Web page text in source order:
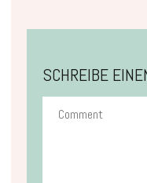
SCHREIBE